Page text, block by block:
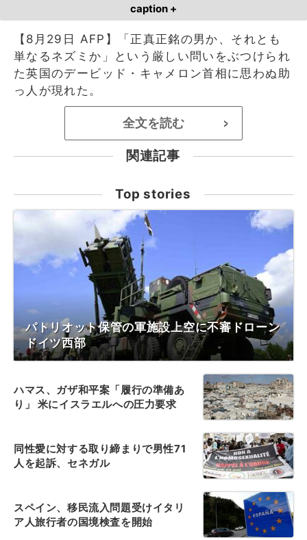
caption +
【8月29日 AFP】「正真正銘の男か、それとも
単なるネズミか」という厳しい問いをぶつけられ
た英国のデービッド・キャメロン首相に思わぬ助
っ人が現れた。
全文を読む >
関連記事
Top stories
パトリオット保管の軍施設上空に不審ドローン
ドイツ西部
ハマス、ガザ和平案「履行の準備あ
り」 米にイスラエルへの圧力要求
同性愛に対する取り締まりで男性71
人を起訴、セネガル
スペイン、移民流入問題受けイタリ
ア人旅行者の国境検査を開始